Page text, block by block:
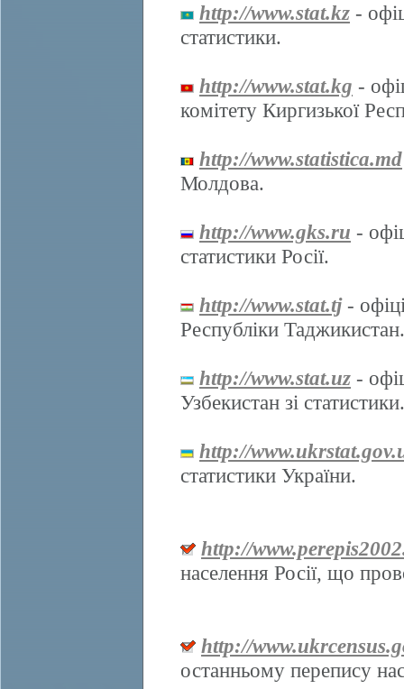
http://www.stat.kz -
статистики.
http://www.stat.kg -
комітету Киргизької
http://www.statistica.md
Молдова.
http://www.gks.ru -
статистики Росії.
http://www.stat.tj-
Республіки Таджикистан.
http://www.stat.uz -
Узбекистан зі статистики.
http://
статистики України.
http://
населення Росії, що
http://
останньому перепису